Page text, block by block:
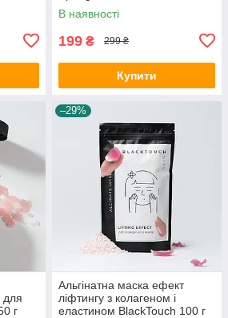
В наявності
199 ₴ 299 ₴
Купити
для
г
–29%
Альгінатна маска ефект
ліфтингу з колагеном і
еластином BlackTouch 100 г